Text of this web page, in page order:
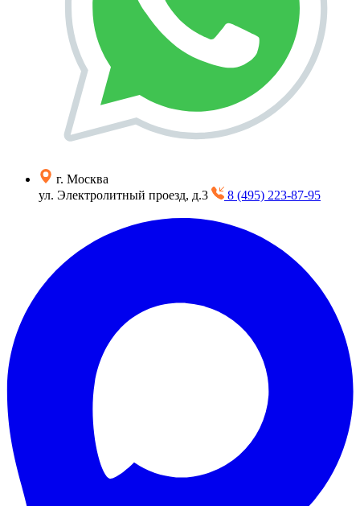
г. Москва
ул. Электролитный проезд, д.3
8 (495) 223-87-95